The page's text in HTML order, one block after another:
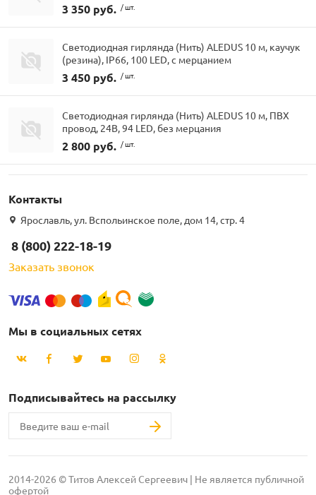
3 350 руб. / шт.
Светодиодная гирлянда (Нить) ALEDUS 10 м, каучук
(резина), IP66, 100 LED, с мерцанием
3 450 руб. / шт.
Светодиодная гирлянда (Нить) ALEDUS 10 м, ПВХ
провод, 24В, 94 LED, без мерцания
2 800 руб. / шт.
Контакты
Ярославль, ул. Вспольинское поле, дом 14, стр. 4
8 (800) 222-18-19
Заказать звонок
Мы в социальных сетях
Подписывайтесь на рассылку
2014-2026 © Титов Алексей Сергеевич | Не является публичной
офертой